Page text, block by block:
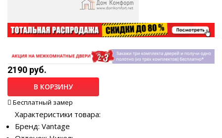
2190 руб.
В КОРЗИНУ
Бесплатный замер
Характеристики товара:
Бренд: Vantage